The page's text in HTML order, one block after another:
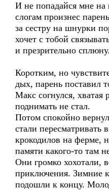
И не попадайся мне на
слогам произнес
за сестру на шнурки
хочет с тобой
и презрительно
Коротким, но
дых, парень поставил
Макс согнулся,
поднимать не стал.
Потом спокойно
стали пересматривать
крокодилов на ферме,
памяти какого-то там
Они громко хохотали,
приключения. Зимние
подошли к концу.